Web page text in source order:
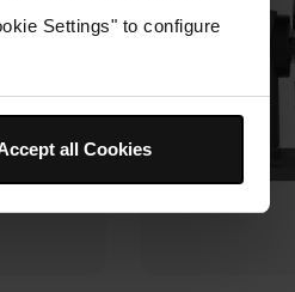
Settings" to configure
all Cookies